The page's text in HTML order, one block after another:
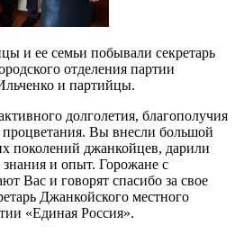
и ее семьи побывали секретарь
отделения партии
и партийцы.
долголетия, благополучия
Вы внесли большой
поколений джанкойцев, дарили
и опыт. Горожане с
Вас и говорят спасибо за свое
Джанкойского местного
«Единая Россия».